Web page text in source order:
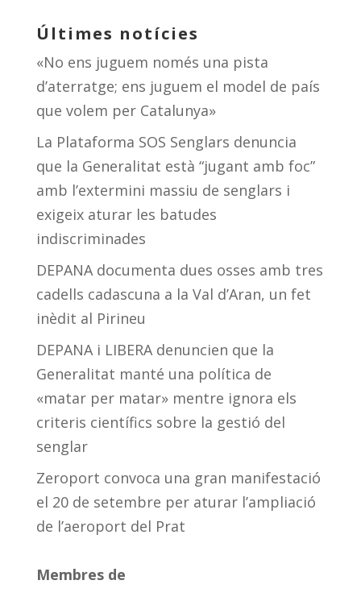
Últimes notícies
«No ens juguem només una pista
d’aterratge; ens juguem el model de país
que volem per Catalunya»
La Plataforma SOS Senglars denuncia
que la Generalitat està “jugant amb foc”
amb l’extermini massiu de senglars i
exigeix aturar les batudes
indiscriminades
DEPANA documenta dues osses amb tres
cadells cadascuna a la Val d’Aran, un fet
inèdit al Pirineu
DEPANA i LIBERA denuncien que la
Generalitat manté una política de
«matar per matar» mentre ignora els
criteris científics sobre la gestió del
senglar
Zeroport convoca una gran manifestació
el 20 de setembre per aturar l’ampliació
de l’aeroport del Prat
Membres de